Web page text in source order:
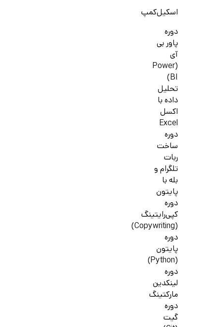
اسکیل‌کمپ
دوره
پاور بی
آی
(Power
BI)
تحلیل
داده با
اکسل
Excel
دوره
ساخت
ربات
تلگرام و
بله با
پایتون
دوره
کپی‌رایتینگ
(Copywriting)
دوره
پایتون
(Python)
دوره
لینکدین
مارکتینگ
دوره
گیت